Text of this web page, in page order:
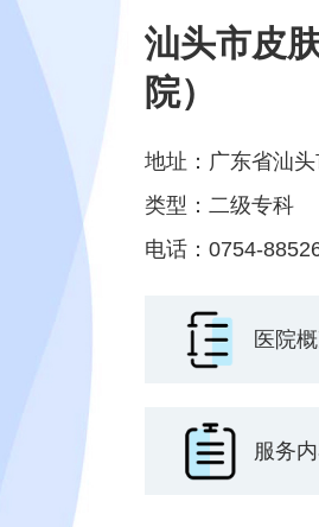
汕头市皮
院）
地址：广东省汕
类型：二级专科
电话：0754-
医院
服务